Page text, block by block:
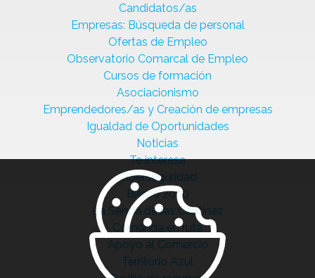
Candidatos/as
Empresas: Búsqueda de personal
Ofertas de Empleo
Observatorio Comarcal de Empleo
Cursos de formación
Asociacionismo
Emprendedores/as y Creación de empresas
Igualdad de Oportunidades
Noticias
Te interesa
Ciberseguridad
Bierzo 2030
La Senda de las Cantinas
Comanda en ruta
Apoyo al Comercio
Territorio Azul